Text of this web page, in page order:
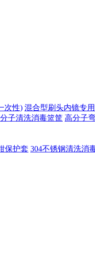
次性) 混合型刷头内镜专
子清洗消毒篮筐 高分子
保护套 304不锈钢清洗消